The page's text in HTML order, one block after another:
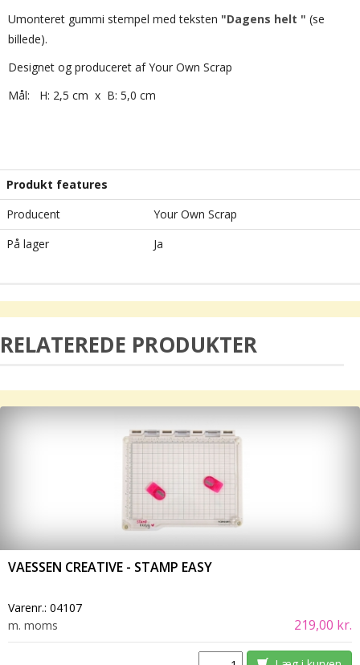
Umonteret gummi stempel med teksten "Dagens helt " (se
billede).
Designet og produceret af Your Own Scrap
Mål: H: 2,5 cm x B: 5,0 cm
Produkt features
Producent
Your Own Scrap
På lager
Ja
RELATEREDE PRODUKTER
VAESSEN CREATIVE - STAMP EASY
Varenr.: 04107
m. moms
219,00 kr.